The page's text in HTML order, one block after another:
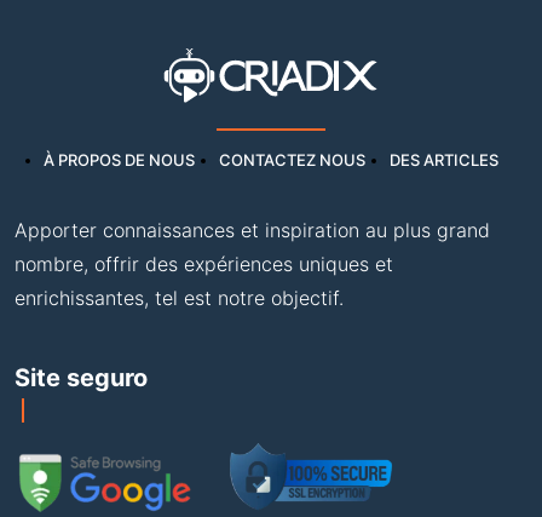
À PROPOS DE NOUS CONTACTEZ NOUS DES ARTICLES
Apporter connaissances et inspiration au plus grand
nombre, offrir des expériences uniques et
enrichissantes, tel est notre objectif.
Site seguro